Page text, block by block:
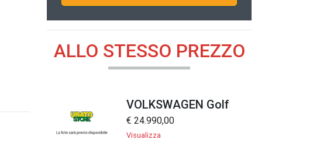
ALLO STESSO PREZZO
VOLKSWAGEN Golf
€ 24.990,00
Visualizza